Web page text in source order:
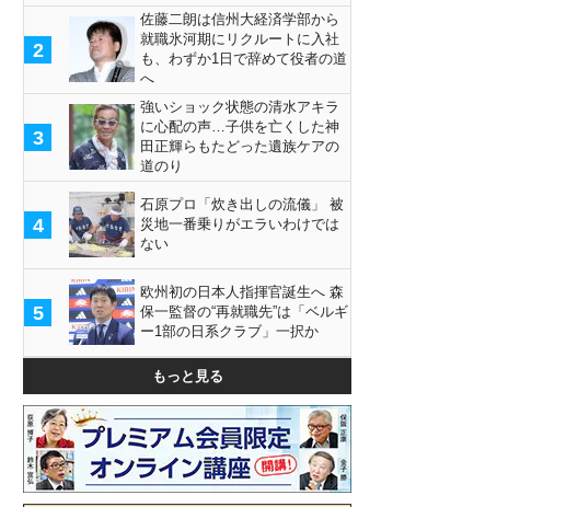
2
佐藤二朗は信州大経済学部から
就職氷河期にリクルートに入社
も、わずか1日で辞めて役者の道
へ
3
強いショック状態の清水アキラ
に心配の声…子供を亡くした神
田正輝らもたどった遺族ケアの
道のり
4
石原プロ「炊き出しの流儀」 被
災地一番乗りがエラいわけでは
ない
5
欧州初の日本人指揮官誕生へ 森
保一監督の“再就職先”は「ベルギ
ー1部の日系クラブ」一択か
もっと見る